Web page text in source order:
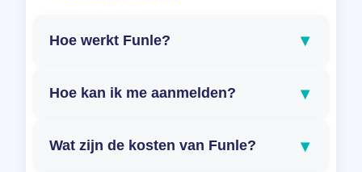
Hoe werkt Funle? ▾
Hoe kan ik me aanmelden? ▾
Wat zijn de kosten van Funle? ▾